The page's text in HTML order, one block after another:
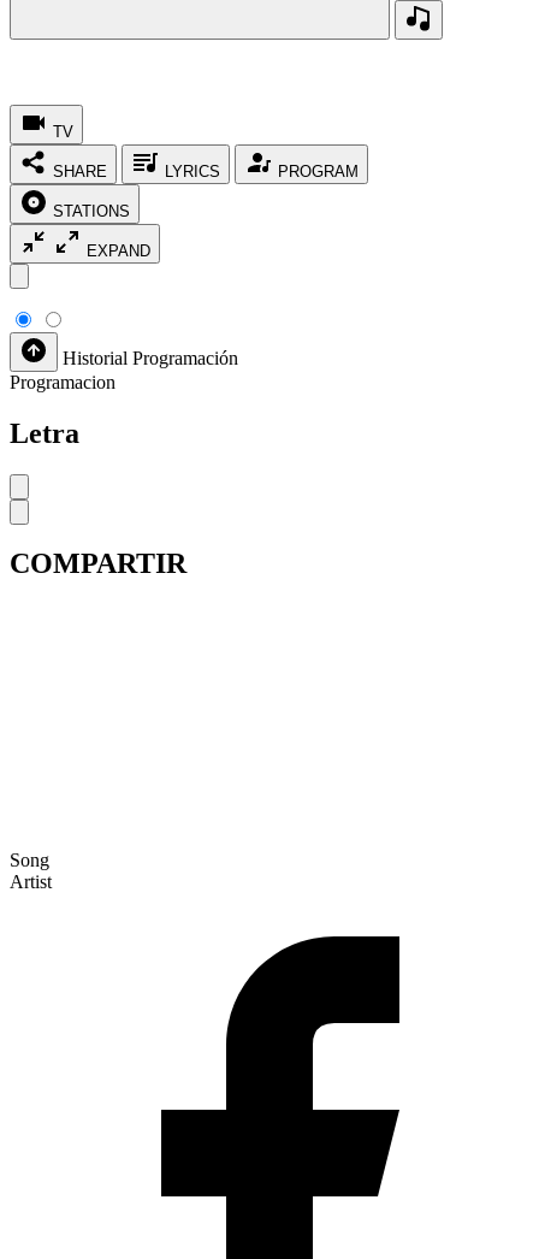
TV
SHARE LYRICS PROGRAM
STATIONS
EXPAND
Historial Programación
Programacion
Letra
COMPARTIR
Song
Artist